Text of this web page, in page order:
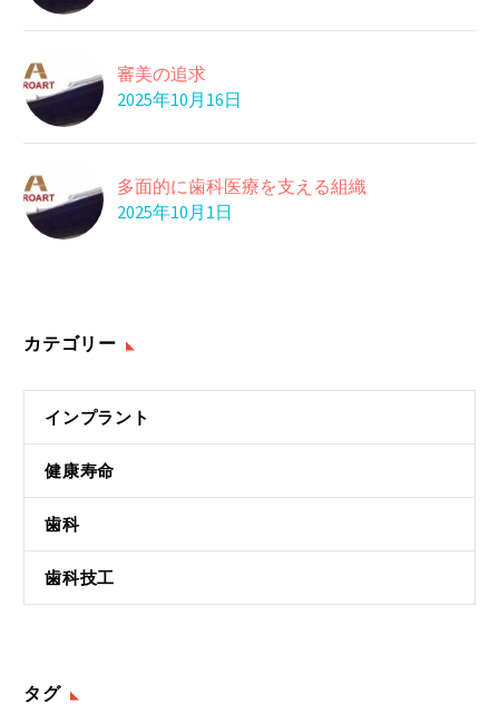
豊…
ＨＩＶ感染、２年連続
で減少
厚生労働省のエイズ動
７…
28 5月 2016
皆さんの日常で使って
いる「味噌」は、実
は…
＜熊本地震＞給水・道
路等の緊急情報
審美の追求
2025年10月16日
多面的に歯科医療を支える組織
2025年10月1日
カテゴリー
インプラント
健康寿命
歯科
歯科技工
タグ